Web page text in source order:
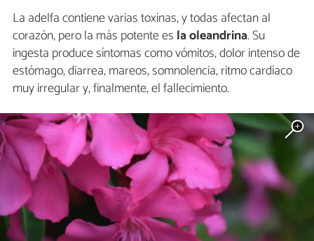
La adelfa contiene varias toxinas, y todas afectan al
corazón, pero la más potente es la oleandrina. Su
ingesta produce síntomas como vómitos, dolor intenso de
estómago, diarrea, mareos, somnolencia, ritmo cardíaco
muy irregular y, finalmente, el fallecimiento.